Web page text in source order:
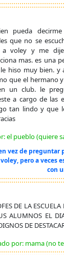
pueda
que no se
voley y me
mas. es una
hiso muy bien.
que el hermano
un club. le
a cargo de las
tan lindo y que
el pueblo (quiere
vez de
pero a veces
con
DE LA ESCUELA
ALUMNOS EL
DE
por: mama (no